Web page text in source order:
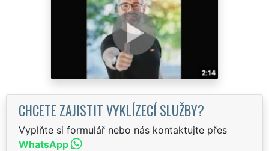
CHCETE ZAJISTIT VYKLÍZECÍ SLUŽBY?
Vyplňte si formulář nebo nás kontaktujte přes
WhatsApp